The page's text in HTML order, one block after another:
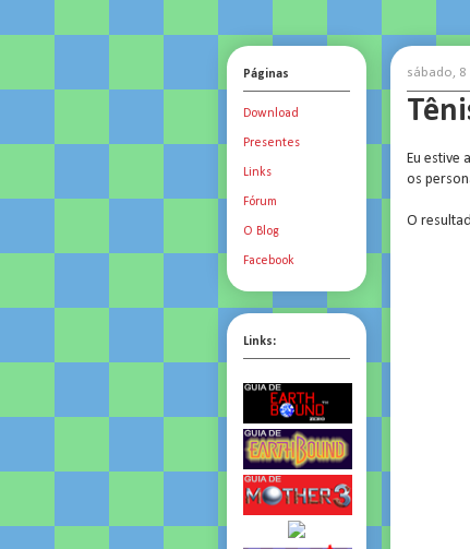
sábado, 8
Eu estive
os
O
Páginas
Download
Presentes
Links
Fórum
O Blog
Facebook
Links: